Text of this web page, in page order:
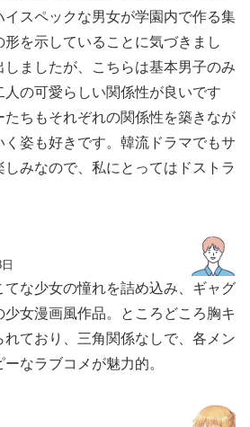
イスペックな男女が学園内で作る集
形を示していることに気づきまし
ましたが、こちらは基本男子のみ
の可愛らしい関係性が良いです
たちもそれぞれの関係性を築きなが
く姿も好きです。韓流ドラマでもサ
みなので、私にとってはドストラ
てな少女の憧れを詰め込み、ギャグ
女漫画風作品。ところどころ胸キ
れており、三角関係なしで、各メン
なラブコメが魅力的。